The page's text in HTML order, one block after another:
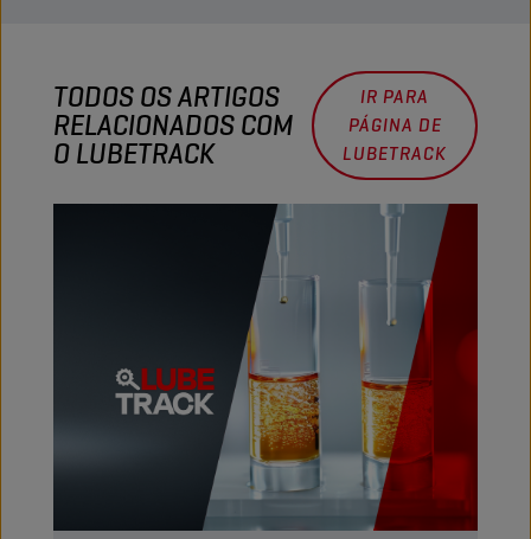
TODOS OS ARTIGOS
RELACIONADOS COM
O LUBETRACK
IR PARA
PÁGINA DE
LUBETRACK